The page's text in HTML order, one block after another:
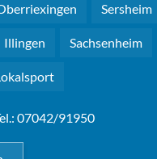
Sersheim
Illingen Sachsenheim
07042/91950